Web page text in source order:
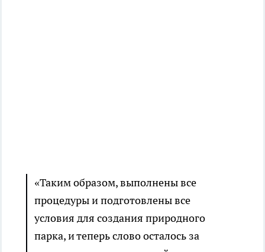
«Таким образом, выполнены все
процедуры и подготовлены все
условия для создания природного
парка, и теперь слово осталось за